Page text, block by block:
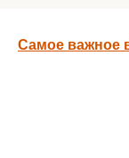
Самое важное